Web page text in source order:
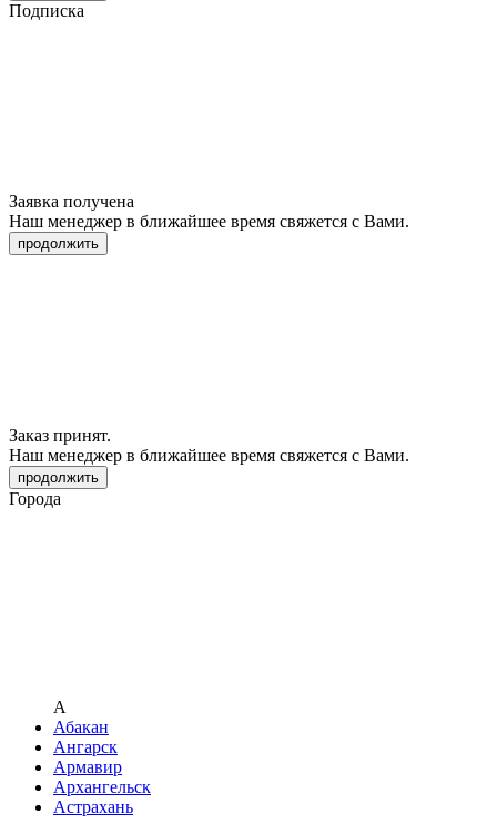
Подписка
Заявка получена
Наш менеджер в ближайшее время свяжется с Вами.
продолжить
Заказ принят.
Наш менеджер в ближайшее время свяжется с Вами.
продолжить
Города
А
Абакан
Ангарск
Армавир
Архангельск
Астрахань